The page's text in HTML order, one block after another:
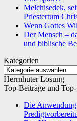
Melchisedek,
Priestertum
Wenn Gottes
Der Mensch –
und biblische
Kategorien
Kategorien
Herrnhuter Losung
Top-Beiträge und Top-
Die